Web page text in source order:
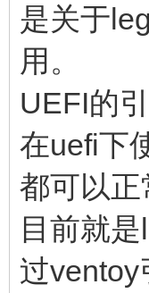
是关于
用。
UEFI的
在uefi下
都可以
目前就
过